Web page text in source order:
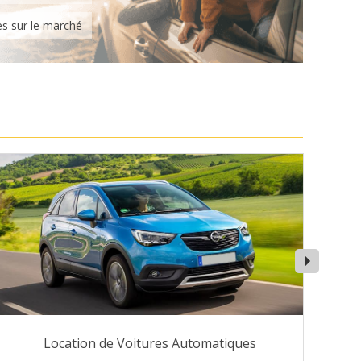
sur le marché
Location de Voitures Automatiques